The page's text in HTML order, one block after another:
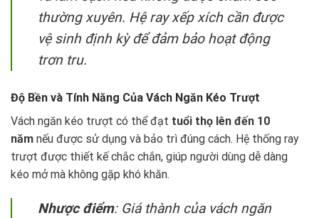
thường xuyên. Hệ ray xếp xích cần được
vệ sinh định kỳ để đảm bảo hoạt động
trơn tru.
Độ Bền và Tính Năng Của Vách Ngăn Kéo Trượt
Vách ngăn kéo trượt có thể đạt tuổi thọ lên đến 10
năm nếu được sử dụng và bảo trì đúng cách. Hệ thống ray
trượt được thiết kế chắc chắn, giúp người dùng dễ dàng
kéo mở mà không gặp khó khăn.
Nhược điểm: Giá thành của vách ngăn